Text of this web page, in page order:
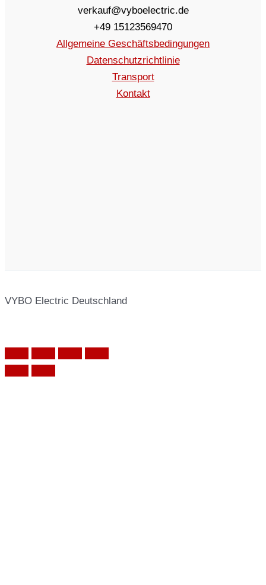
verkauf@vyboelectric.de
+49 15123569470
Allgemeine Geschäftsbedingungen
Datenschutzrichtlinie
Transport
Kontakt
VYBO Electric Deutschland